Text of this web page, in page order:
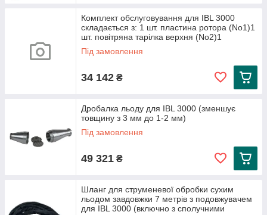
Комплект обслуговування для IBL 3000
складається з: 1 шт. пластина ротора (No1)1
шт. повітряна тарілка верхня (No2)1
Під замовлення
34 142 ₴
Дробалка льоду для IBL 3000 (зменшує
товщину з 3 мм до 1-2 мм)
Під замовлення
49 321 ₴
Шланг для струменевої обробки сухим
льодом завдовжки 7 метрів з подовжувачем
для IBL 3000 (включно з сполучними